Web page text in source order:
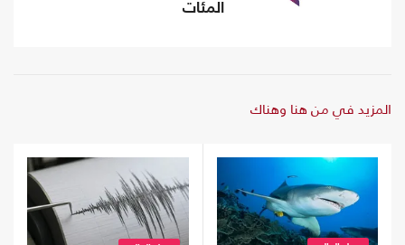
المئات
المزيد في من هنا وهناك